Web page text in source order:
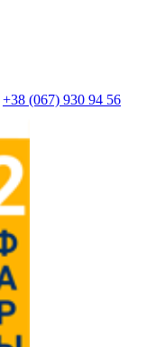
+38 (067) 930 94 56